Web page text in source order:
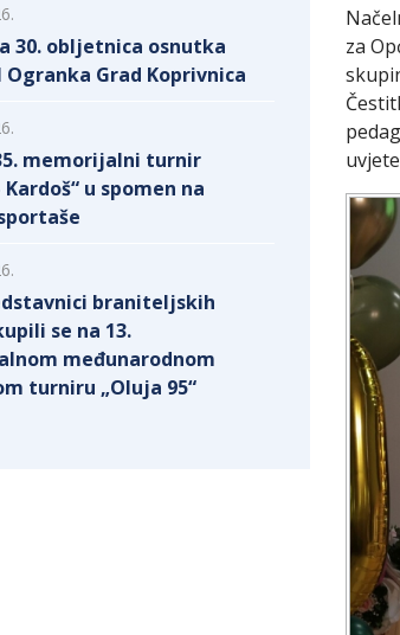
30. obljetnica osnutka
Ogranka Grad Koprivnica
memorijalni turnir
Kardoš“ u spomen na
braniteljskih
se na 13.
međunarodnom
turniru „Oluja 95“
za